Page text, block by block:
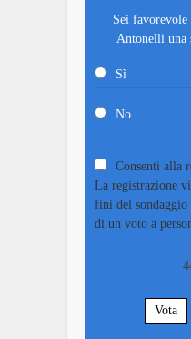
Sei
Antonelli una
Sì
No
Consenti alla
La registrazione
fini del sondaggio
di un voto a
Vota